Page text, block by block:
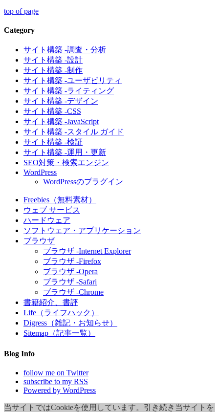
top of page
Category
サイト構築 -調査・分析
サイト構築 -設計
サイト構築 -制作
サイト構築 -ユーザビリティ
サイト構築 -ライティング
サイト構築 -デザイン
サイト構築 -CSS
サイト構築 -JavaScript
サイト構築 -スタイル ガイド
サイト構築 -検証
サイト構築 -運用・更新
SEO対策・検索エンジン
WordPress
WordPressのプラグイン
Freebies（無料素材）
ウェブ サービス
ハードウェア
ソフトウェア・アプリケーション
ブラウザ
ブラウザ -Internet Explorer
ブラウザ -Firefox
ブラウザ -Opera
ブラウザ -Safari
ブラウザ -Chrome
書籍紹介、書評
Life（ライフハック）
Digress（雑記・お知らせ）
Sitemap（記事一覧）
Blog Info
follow me on Twitter
subscribe to my RSS
Powered by WordPress
当サイトではCookieを使用しています。引き続き当サイトを